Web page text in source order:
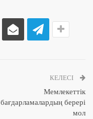
КЕЛЕСІ
Мемлекеттік
бағдарламалардың берері
мол